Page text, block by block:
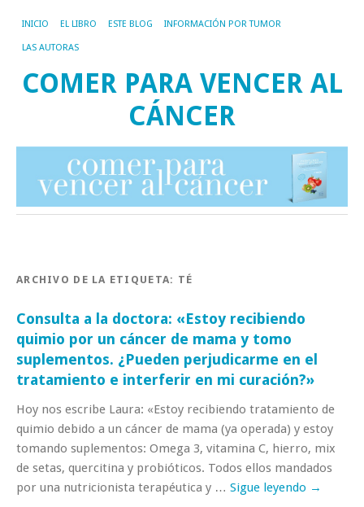
INICIO EL LIBRO ESTE BLOG INFORMACIÓN POR TUMOR
LAS AUTORAS
COMER PARA VENCER AL
CÁNCER
ARCHIVO DE LA ETIQUETA: TÉ
Consulta a la doctora: «Estoy recibiendo
quimio por un cáncer de mama y tomo
suplementos. ¿Pueden perjudicarme en el
tratamiento e interferir en mi curación?»
Hoy nos escribe Laura: «Estoy recibiendo tratamiento de
quimio debido a un cáncer de mama (ya operada) y estoy
tomando suplementos: Omega 3, vitamina C, hierro, mix
de setas, quercitina y probióticos. Todos ellos mandados
por una nutricionista terapéutica y … Sigue leyendo →